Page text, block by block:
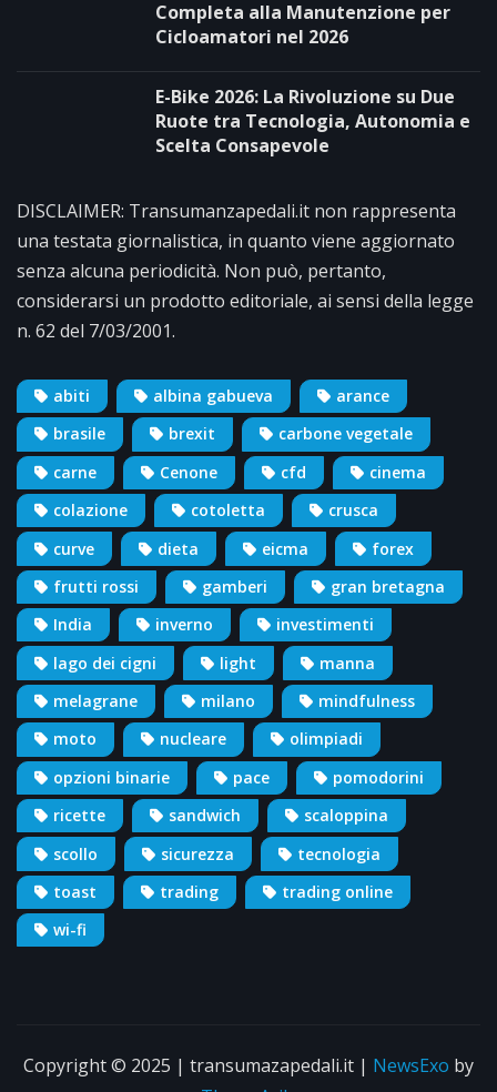
Completa alla Manutenzione per
Cicloamatori nel 2026
E-Bike 2026: La Rivoluzione su Due
Ruote tra Tecnologia, Autonomia e
Scelta Consapevole
DISCLAIMER: Transumanzapedali.it non rappresenta
una testata giornalistica, in quanto viene aggiornato
senza alcuna periodicità. Non può, pertanto,
considerarsi un prodotto editoriale, ai sensi della legge
n. 62 del 7/03/2001.
abiti albina gabueva
arance
brasile
brexit
carbone vegetale
carne
Cenone cfd
cinema
colazione
cotoletta
crusca
curve
dieta eicma
forex
frutti rossi
gamberi
gran bretagna
India
inverno
investimenti
lago dei cigni
light
manna
melagrane
milano
mindfulness
moto
nucleare
olimpiadi
opzioni binarie
pace
pomodorini
ricette
sandwich
scaloppina
scollo
sicurezza
tecnologia
toast
trading
trading online
wi-fi
Copyright © 2025 | transumazapedali.it | NewsExo by